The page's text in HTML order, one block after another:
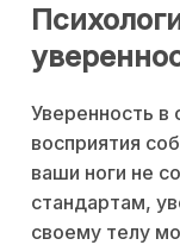
Уверенность
восприятия
ваши ноги не
стандартам,
своему телу